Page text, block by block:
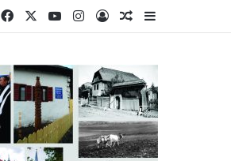
FacebookYouTubeInstagram
BelépésVéletlen cikk
Oldalsáv